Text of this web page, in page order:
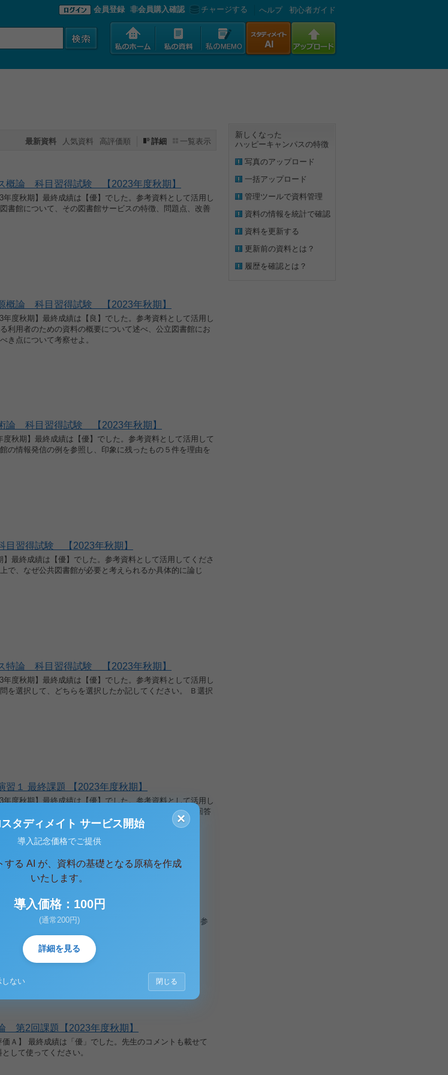
会員登録 非会員購入確認 チャージする へルプ 初心者ガイド
最新資料 人気資料 高評価順 詳細 一覧表示
概論 科目習得試験 【2023年度秋期】
度秋期】最終成績は【優】でした。参考資料として活用し
書館について、その図書館サービスの特徴、問題点、改善
概論 科目習得試験 【2023年秋期】
度秋期】最終成績は【良】でした。参考資料として活用し
利用者のための資料の概要について述べ、公立図書館にお
き点について考察せよ。
論 科目習得試験 【2023年秋期】
秋期】最終成績は【優】でした。参考資料として活用して
の情報発信の例を参照し、印象に残ったもの５件を理由を
習得試験 【2023年秋期】
最終成績は【優】でした。参考資料として活用してくださ
で、なぜ公共図書館が必要と考えられるか具体的に論じ
特論 科目習得試験 【2023年秋期】
度秋期】最終成績は【優】でした。参考資料として活用し
を選択して、どちらを選択したか記してください。 Ｂ選択
１ 最終課題 【2023年度秋期】
度秋期】最終成績は【優】でした。参考資料として活用し
リーの中から、それぞれ1問ずつ選び、計6問について回答
１ ミニレポート【2023年度秋期】
・2回・3回）2023年度秋期 最終成績は「優」でした。 参
第2回課題【2023年度秋期】
Ａ】 最終成績は「優」でした。先生のコメントも載せて
して使ってください。
新しくなった
ハッピーキャンパスの特徴
写真のアップロード
一括アップロード
管理ツールで資料管理
資料の情報を統計で確認
資料を更新する
更新前の資料とは？
履歴を確認とは？
×
タディメイト サービス開始
導入記念価格でご提供
する AI が、資料の基礎となる原稿を作成
いたします。
導入価格：100円
(通常200円)
詳細を見る
しない 閉じる